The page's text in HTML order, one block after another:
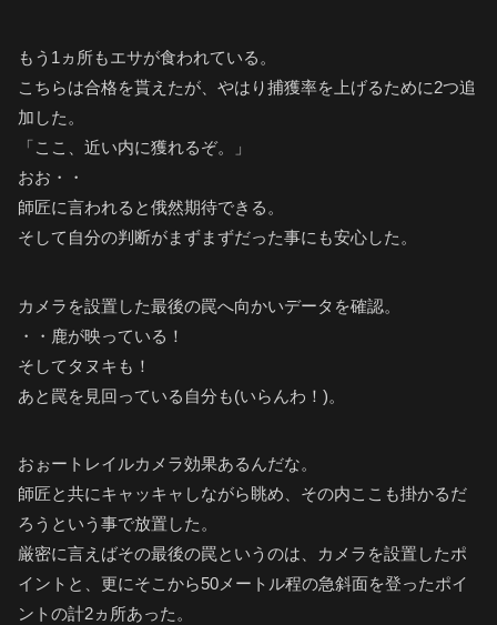
もう1ヵ所もエサが食われている。
こちらは合格を貰えたが、やはり捕獲率を上げるために2つ追
加した。
「ここ、近い内に獲れるぞ。」
おお・・
師匠に言われると俄然期待できる。
そして自分の判断がまずまずだった事にも安心した。
カメラを設置した最後の罠へ向かいデータを確認。
・・鹿が映っている！
そしてタヌキも！
あと罠を見回っている自分も(いらんわ！)。
おぉートレイルカメラ効果あるんだな。
師匠と共にキャッキャしながら眺め、その内ここも掛かるだ
ろうという事で放置した。
厳密に言えばその最後の罠というのは、カメラを設置したポ
イントと、更にそこから50メートル程の急斜面を登ったポイ
ントの計2ヵ所あった。